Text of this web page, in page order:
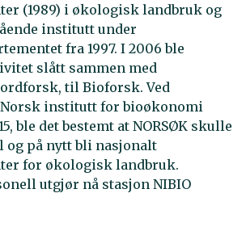
(1989) i økologisk landbruk og
institutt under
fra 1997. I 2006 ble
slått sammen med
til Bioforsk. Ved
Norsk institutt for bioøkonomi
ble det bestemt at NORSØK skulle
og på nytt bli nasjonalt
for økologisk landbruk.
utgjør nå stasjon NIBIO